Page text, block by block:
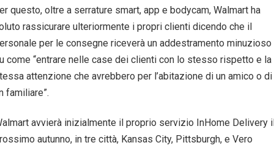
questo, oltre a serrature smart, app e bodycam, Walmart ha
rassicurare ulteriormente i propri clienti dicendo che il
per le consegne riceverà un addestramento minuzioso
come “entrare nelle case dei clienti con lo stesso rispetto e la
attenzione che avrebbero per l’abitazione di un amico o di
familiare”.
avvierà inizialmente il proprio servizio InHome Delivery
autunno, in tre città, Kansas City, Pittsburgh, e Vero